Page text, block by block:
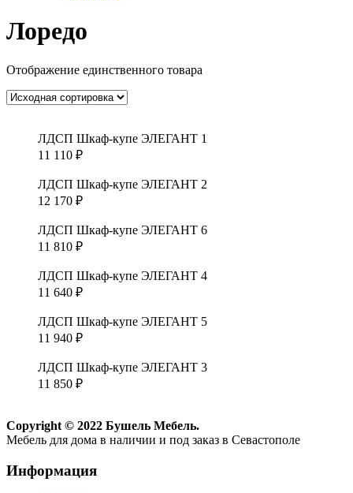
Лоредо
Отображение единственного товара
ЛДСП Шкаф-купе ЭЛЕГАНТ 1
11 110 ₽
ЛДСП Шкаф-купе ЭЛЕГАНТ 2
12 170 ₽
ЛДСП Шкаф-купе ЭЛЕГАНТ 6
11 810 ₽
ЛДСП Шкаф-купе ЭЛЕГАНТ 4
11 640 ₽
ЛДСП Шкаф-купе ЭЛЕГАНТ 5
11 940 ₽
ЛДСП Шкаф-купе ЭЛЕГАНТ 3
11 850 ₽
Copyright © 2022 Бушель Мебель.
Мебель для дома в наличии и под заказ в Севастополе
Информация